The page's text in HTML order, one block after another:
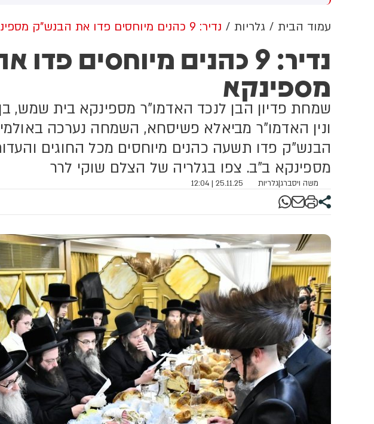
בהכרה מלאה וסובל
שנפגע מרכב. הענקנו לו
רפואי מציל חיים ופינינו
לבית החולים האיטלקי
כשמצבו קשה"
באש מבנה חקלאי יביל. צוותי
הימצאותם של לכודים, פעלו
והשלימו את פעולות הכיבוי
הסופי
עמוד הבית גלריות נדיר: 9 כהנים מיוחסים פדו את הבנש"ק מספינקא
נדיר: 9 כהנים מיוחסים
מספינקא
שמחת פדיון הבן לנכד האדמו"ר מספינקא בית שמש, בן
ונין האדמו"ר מביאלא פשיסחא, השמחה נערכה
הבנש"ק פדו תשעה כהנים מיוחסים מכל החוגים
מספינקא ב"ב. צפו בגלריה של הצלם שוקי לרר
משה ויסברג|גלריות 25.11.25 | 12:04